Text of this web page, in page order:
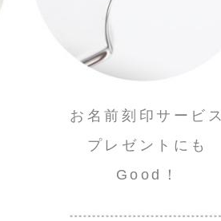
お名前刻印サービス
プレゼントにも
Good！